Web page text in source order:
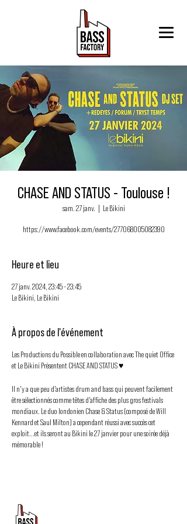
CHASE AND STATUS - Toulouse !
sam. 27 janv. Le Bikini
https://www.facebook.com/events/277068005082390
Heure et lieu
27 janv. 2024, 23:45 – 23:45
Le Bikini, Le Bikini
À propos de l'événement
Les Productions du Possible en collaboration avec The quiet Office
et Le Bikini Présentent CHASE AND STATUS ♥
Il n'y a que peu d'artistes drum and bass qui peuvent facilement
être sélectionnés comme têtes d'affiche des plus gros festivals
mondiaux. Le duo londonien Chase & Status (composé de Will
Kennard et Saul Milton) a cependant réussi avec succès cet
exploit...et ils seront au Bikini le 27 janvier pour une soirée déjà
mémorable !